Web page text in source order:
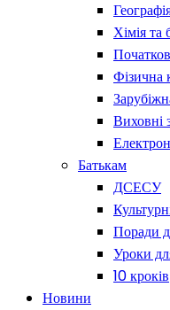
Хімія та
Фізична
Виховні
Батькам
ДСЕСУ
Поради
Уроки
10 кроків
Новини